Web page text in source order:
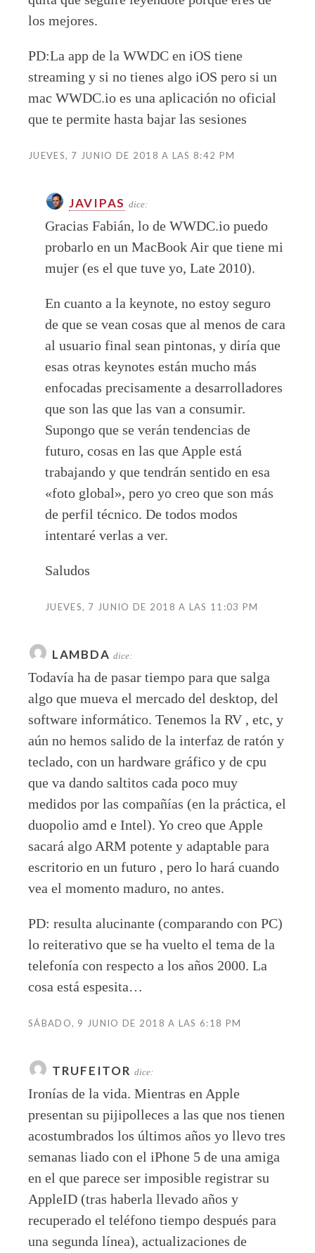
los mejores.
PD:La app de la WWDC en iOS tiene
streaming y si no tienes algo iOS pero si un
mac WWDC.io es una aplicación no oficial
que te permite hasta bajar las sesiones
JUEVES, 7 JUNIO DE 2018 A LAS 8:42 PM
JAVIPAS dice:
Gracias Fabián, lo de WWDC.io puedo
probarlo en un MacBook Air que tiene mi
mujer (es el que tuve yo, Late 2010).
En cuanto a la keynote, no estoy seguro
de que se vean cosas que al menos de cara
al usuario final sean pintonas, y diría que
esas otras keynotes están mucho más
enfocadas precisamente a desarrolladores
que son las que las van a consumir.
Supongo que se verán tendencias de
futuro, cosas en las que Apple está
trabajando y que tendrán sentido en esa
«foto global», pero yo creo que son más
de perfil técnico. De todos modos
intentaré verlas a ver.
Saludos
JUEVES, 7 JUNIO DE 2018 A LAS 11:03 PM
LAMBDA dice:
Todavía ha de pasar tiempo para que salga
algo que mueva el mercado del desktop, del
software informático. Tenemos la RV , etc, y
aún no hemos salido de la interfaz de ratón y
teclado, con un hardware gráfico y de cpu
que va dando saltitos cada poco muy
medidos por las compañías (en la práctica, el
duopolio amd e Intel). Yo creo que Apple
sacará algo ARM potente y adaptable para
escritorio en un futuro , pero lo hará cuando
vea el momento maduro, no antes.
PD: resulta alucinante (comparando con PC)
lo reiterativo que se ha vuelto el tema de la
telefonía con respecto a los años 2000. La
cosa está espesita…
SÁBADO, 9 JUNIO DE 2018 A LAS 6:18 PM
TRUFEITOR dice:
Ironías de la vida. Mientras en Apple
presentan su pijipolleces a las que nos tienen
acostumbrados los últimos años yo llevo tres
semanas liado con el iPhone 5 de una amiga
en el que parece ser imposible registrar su
AppleID (tras haberla llevado años y
recuperado el teléfono tiempo después para
una segunda línea), actualizaciones de